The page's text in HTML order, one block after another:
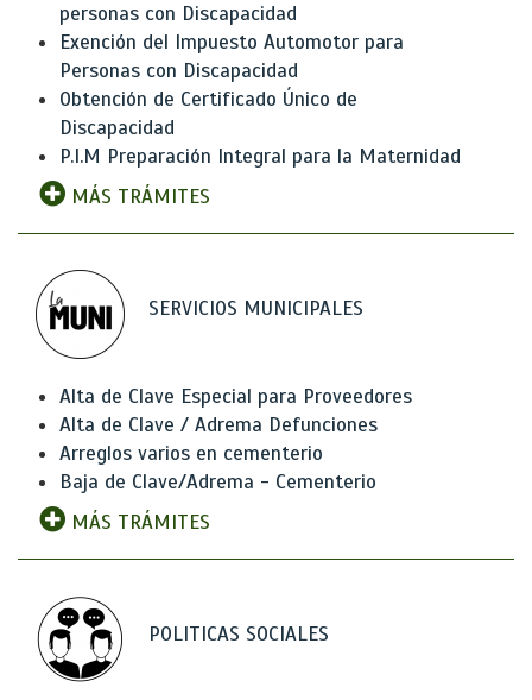
personas con Discapacidad
Exención del Impuesto Automotor para
Personas con Discapacidad
Obtención de Certificado Único de
Discapacidad
P.I.M Preparación Integral para la Maternidad
MÁS TRÁMITES
SERVICIOS MUNICIPALES
Alta de Clave Especial para Proveedores
Alta de Clave / Adrema Defunciones
Arreglos varios en cementerio
Baja de Clave/Adrema - Cementerio
MÁS TRÁMITES
POLITICAS SOCIALES